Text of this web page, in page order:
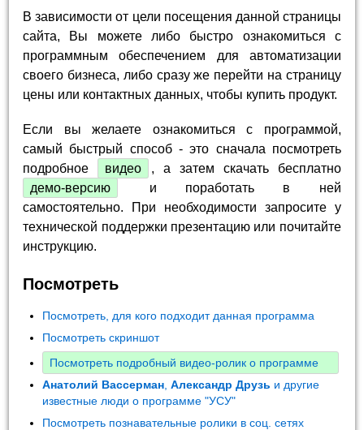
В зависимости от цели посещения данной страницы
сайта, Вы можете либо быстро ознакомиться с
программным обеспечением для автоматизации
своего бизнеса, либо сразу же перейти на страницу
цены или контактных данных, чтобы купить продукт.
Если вы желаете ознакомиться с программой,
самый быстрый способ - это сначала посмотреть
подробное
видео
, а затем скачать бесплатно
демо-версию
и поработать в ней
самостоятельно. При необходимости запросите у
технической поддержки презентацию или почитайте
инструкцию.
Посмотреть
Посмотреть, для кого подходит данная программа
Посмотреть скриншот
Посмотреть подробный видео-ролик о программе
Анатолий Вассерман ,Александр Друзь и другие
известные люди о программе "УСУ"
Посмотреть познавательные ролики в соц. сетях